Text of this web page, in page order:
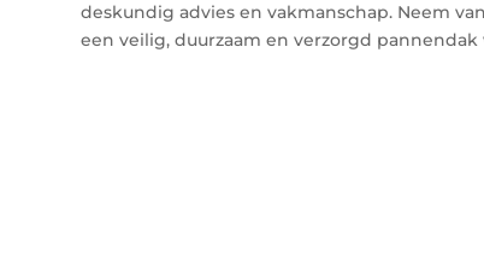
deskundig advies en vakmanschap. Neem
een veilig, duurzaam en verzorgd